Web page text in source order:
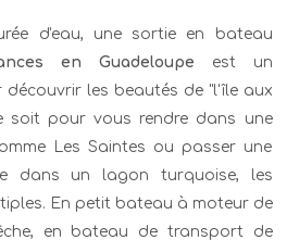
d'eau, une sortie en bateau
en Guadeloupe est un
les beautés de "l'île aux
soit pour vous rendre dans une
Les Saintes ou passer une
dans un lagon turquoise, les
En petit bateau à moteur de
en bateau de transport de